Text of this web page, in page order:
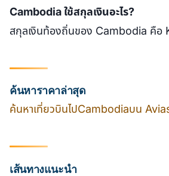
Cambodia ใช้สกุลเงินอะไร?
สกุลเงินท้องถิ่นของ Cambodia คือ
ค้นหาราคาล่าสุด
ค้นหาเที่ยวบินไปCambodiaบน
เส้นทางแนะนำ